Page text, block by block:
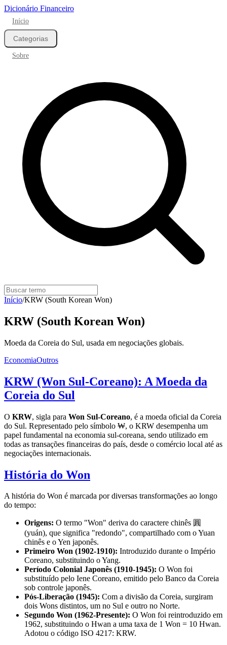
Dicionário Financeiro
Início
Categorias
Sobre
Início/KRW (South Korean Won)
KRW (South Korean Won)
Moeda da Coreia do Sul, usada em negociações globais.
EconomiaOutros
KRW (Won Sul-Coreano): A Moeda da
Coreia do Sul
O KRW, sigla para Won Sul-Coreano, é a moeda oficial da Coreia
do Sul. Representado pelo símbolo ₩, o KRW desempenha um
papel fundamental na economia sul-coreana, sendo utilizado em
todas as transações financeiras do país, desde o comércio local até as
negociações internacionais.
História do Won
A história do Won é marcada por diversas transformações ao longo
do tempo:
Origens: O termo "Won" deriva do caractere chinês 圓
(yuán), que significa "redondo", compartilhado com o Yuan
chinês e o Yen japonês.
Primeiro Won (1902-1910): Introduzido durante o Império
Coreano, substituindo o Yang.
Período Colonial Japonês (1910-1945): O Won foi
substituído pelo Iene Coreano, emitido pelo Banco da Coreia
sob controle japonês.
Pós-Liberação (1945): Com a divisão da Coreia, surgiram
dois Wons distintos, um no Sul e outro no Norte.
Segundo Won (1962-Presente): O Won foi reintroduzido em
1962, substituindo o Hwan a uma taxa de 1 Won = 10 Hwan.
Adotou o código ISO 4217: KRW.